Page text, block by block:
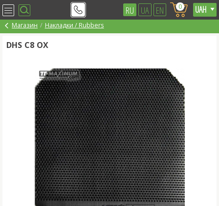
RU UA EN 0
Магазин Накладки / Rubbers
DHS C8 OX